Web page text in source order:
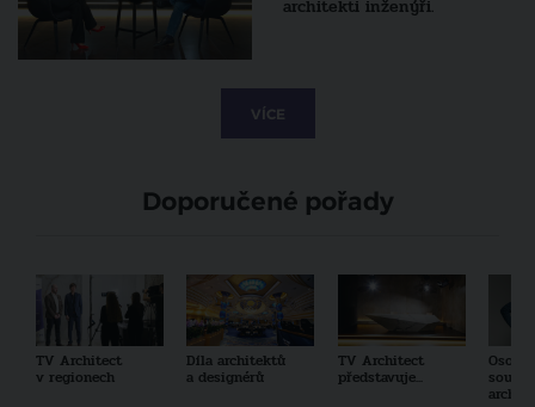
architekti inženýři.
VÍCE
Doporučené pořady
TV Architect
v regionech
Díla architektů
a designérů
TV Architect
představuje...